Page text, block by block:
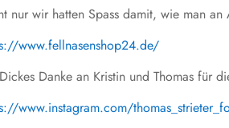
nur wir hatten Spass damit, wie man
www.fellnasenshop24.de/
Danke an Kristin und Thomas für
www.instagram.com/